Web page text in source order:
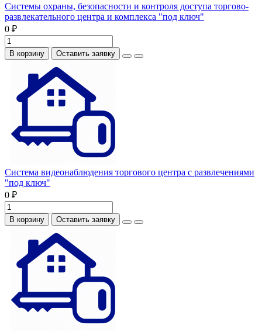
Системы охраны, безопасности и контроля доступа торгово-
развлекательного центра и комплекса "под ключ"
0 ₽
В корзину Оставить заявку
Система видеонаблюдения торгового центра с развлечениями
"под ключ"
0 ₽
В корзину Оставить заявку